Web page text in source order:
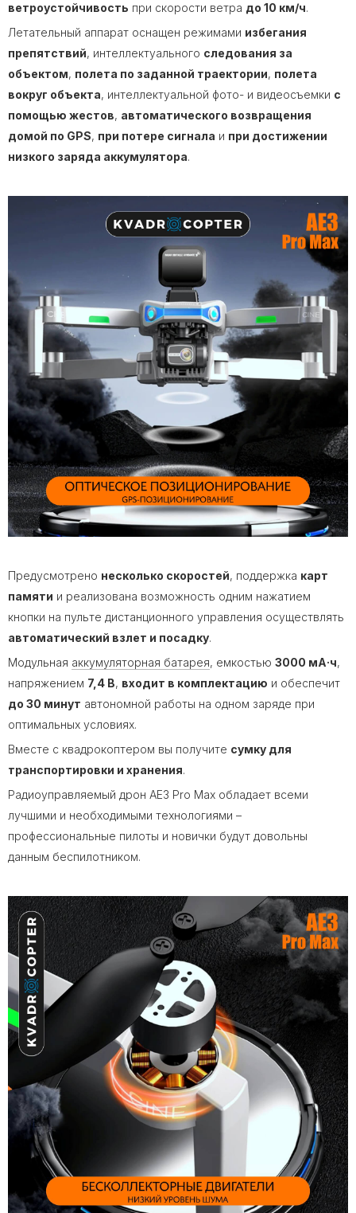
ветроустойчивость при скорости ветра до 10 км/ч.
Летательный аппарат оснащен режимами избегания
препятствий, интеллектуального следования за
объектом, полета по заданной траектории, полета
вокруг объекта, интеллектуальной фото- и видеосъемки с
помощью жестов, автоматического возвращения
домой по GPS, при потере сигнала и при достижении
низкого заряда аккумулятора.
Предусмотрено несколько скоростей, поддержка карт
памяти и реализована возможность одним нажатием
кнопки на пульте дистанционного управления осуществлять
автоматический взлет и посадку.
Модульная аккумуляторная батарея, емкостью 3000 мА·ч,
напряжением 7,4 В, входит в комплектацию и обеспечит
до 30 минут автономной работы на одном заряде при
оптимальных условиях.
Вместе с квадрокоптером вы получите сумку для
транспортировки и хранения.
Радиоуправляемый дрон AE3 Pro Max обладает всеми
лучшими и необходимыми технологиями –
профессиональные пилоты и новички будут довольны
данным беспилотником.